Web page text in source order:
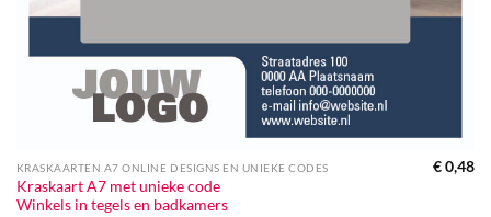
KRASKAARTEN A7 ONLINE DESIGNS EN UNIEKE CODES
Kraskaart A7 met unieke code
Winkels in tegels en badkamers
€0,48